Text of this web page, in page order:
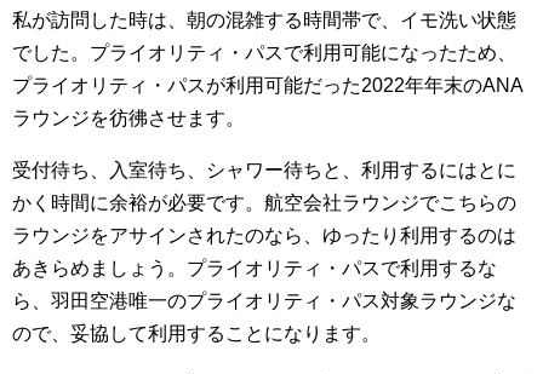
私が訪問した時は、朝の混雑する時間帯で、イモ洗い状態
でした。プライオリティ・パスで利用可能になったため、
プライオリティ・パスが利用可能だった2022年年末のANA
ラウンジを彷彿させます。
受付待ち、入室待ち、シャワー待ちと、利用するにはとに
かく時間に余裕が必要です。航空会社ラウンジでこちらの
ラウンジをアサインされたのなら、ゆったり利用するのは
あきらめましょう。プライオリティ・パスで利用するな
ら、羽田空港唯一のプライオリティ・パス対象ラウンジな
ので、妥協して利用することになります。